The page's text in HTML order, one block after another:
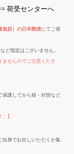
荷受センターへ
負担）の日本郵便にてご発
ど指定はございません。
ませんのでご注意くださ
保護してから箱・封筒など
】
自身でお出しいただくか集